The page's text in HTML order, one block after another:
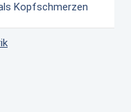
Kopfschmerzen